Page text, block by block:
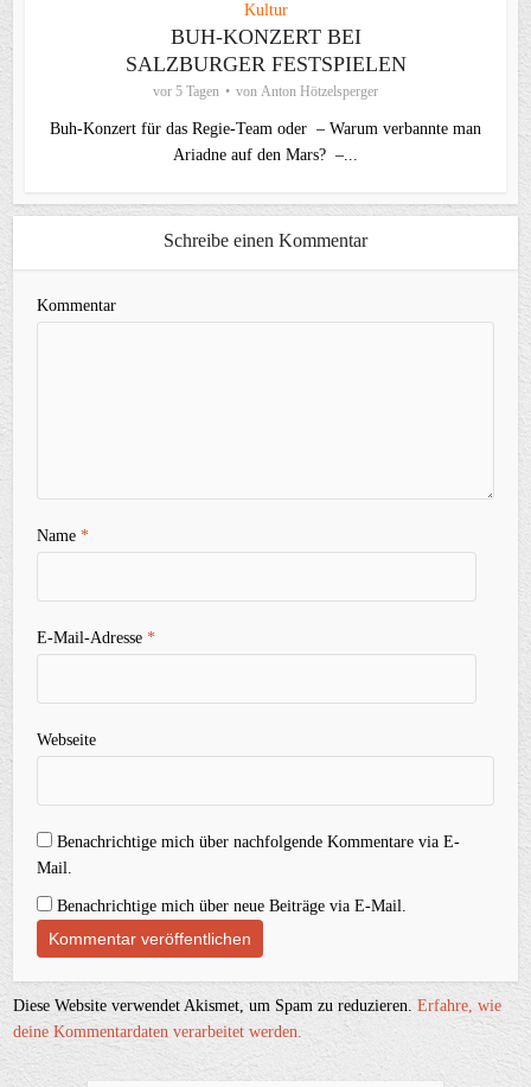
Kultur
BUH-KONZERT BEI
SALZBURGER FESTSPIELEN
vor 5 Tagen von Anton Hötzelsperger
Buh-Konzert für das Regie-Team oder – Warum verbannte man
Ariadne auf den Mars? –...
Schreibe einen Kommentar
Kommentar
Name*
E-Mail-Adresse*
Webseite
Benachrichtige mich über nachfolgende Kommentare via E-
Mail.
Benachrichtige mich über neue Beiträge via E-Mail.
Diese Website verwendet Akismet, um Spam zu reduzieren.Erfahre, wie
deine Kommentardaten verarbeitet werden.